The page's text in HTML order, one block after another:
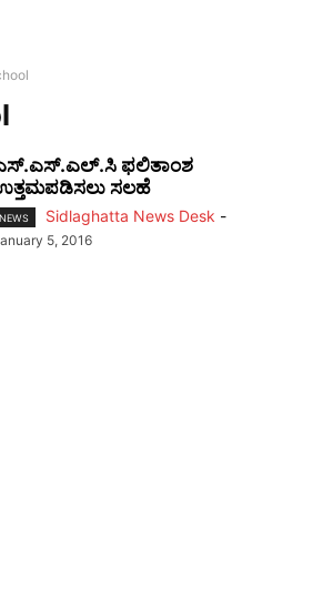
ಫಲಿತಾಂಶ
ಸಲಹೆ
NEWS Sidlaghatta News Desk -
5, 2016